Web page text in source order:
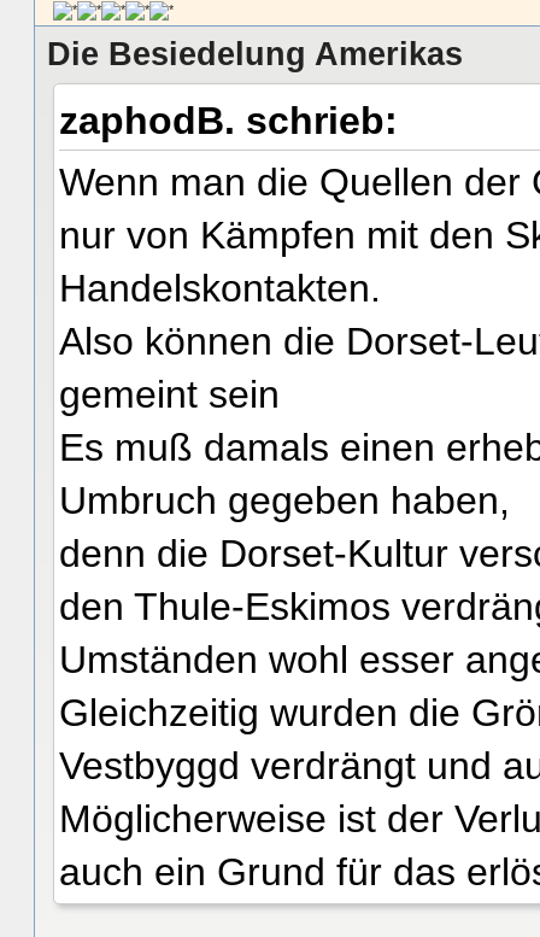
Die Besiedelung Amerikas
zaphodB. schrieb:
Wenn man die Quellen
nur von Kämpfen mit den
Handelskontakten.
Also können die Dorset-
gemeint sein
Es muß damals einen
Umbruch gegeben haben,
denn die Dorset-Kultur
den Thule-Eskimos
Umständen wohl esser
Gleichzeitig wurden die
Vestbyggd verdrängt und
Möglicherweise ist der
auch ein Grund für das